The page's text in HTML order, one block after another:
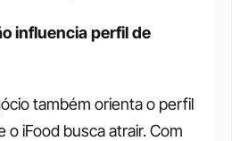
influencia perfil de
também orienta o perfil
o iFood busca atrair. Com